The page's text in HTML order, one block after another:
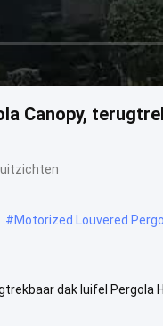
Canopy,
#Motorized Louvered
dak luifel